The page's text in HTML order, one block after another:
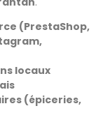
(PrestaShop,
locaux
(épiceries,